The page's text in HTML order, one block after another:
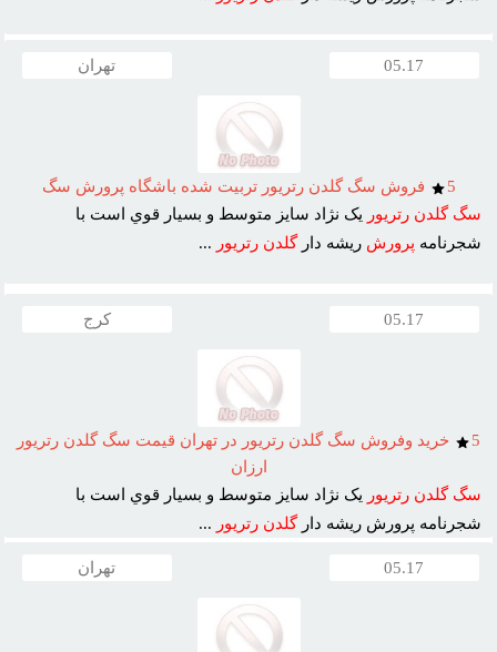
05.17 تهران
5
فروش سگ گلدن رتريور تربيت شده باشگاه پرورش سگ
سگ گلدن رتريور يک نژاد سايز متوسط و بسيار قوي است با
شجرنامه پرورش ريشه دارگلدن رتريور ...
05.17 کرج
5
خريد وفروش سگ گلدن رتريور در تهران قيمت سگ گلدن رتريور
ارزان
سگ گلدن رتريور يک نژاد سايز متوسط و بسيار قوي است با
شجرنامه پرورش ريشه دارگلدن رتريور ...
05.17 تهران